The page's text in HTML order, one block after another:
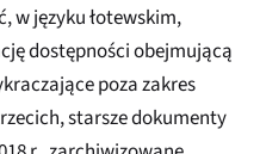
w języku łotewskim,
dostępności obejmującą
poza zakres
starsze dokumenty